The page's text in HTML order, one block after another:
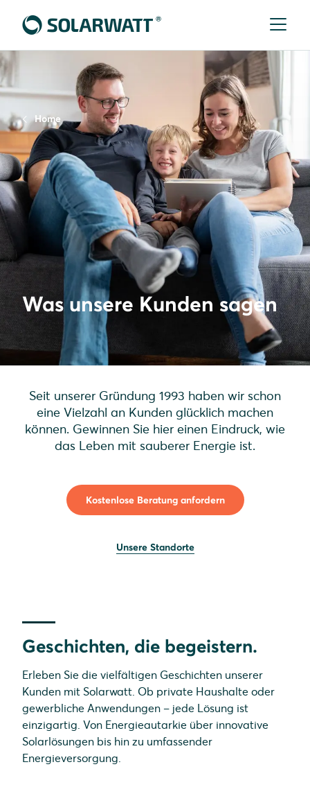
Home
Was unsere Kunden sagen
Seit unserer Gründung 1993 haben wir schon
eine Vielzahl an Kunden glücklich machen
können. Gewinnen Sie hier einen Eindruck, wie
das Leben mit sauberer Energie ist.
Kostenlose Beratung anfordern
Unsere Standorte
Geschichten, die begeistern.
Erleben Sie die vielfältigen Geschichten unserer
Kunden mit Solarwatt. Ob private Haushalte oder
gewerbliche Anwendungen – jede Lösung ist
einzigartig. Von Energieautarkie über innovative
Solarlösungen bis hin zu umfassender
Energieversorgung.